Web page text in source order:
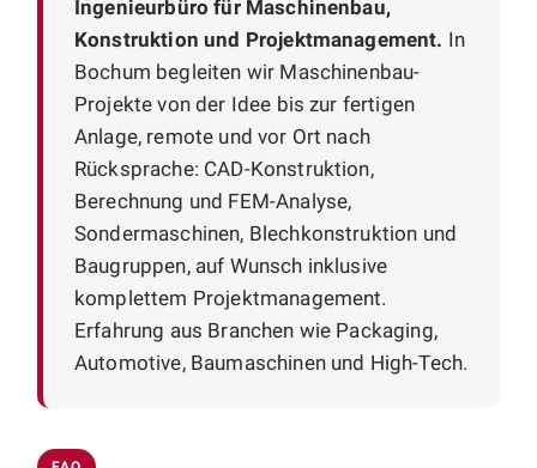
Ingenieurbüro für Maschinenbau,
Konstruktion und Projektmanagement. In
Bochum begleiten wir Maschinenbau-
Projekte von der Idee bis zur fertigen
Anlage, remote und vor Ort nach
Rücksprache: CAD-Konstruktion,
Berechnung und FEM-Analyse,
Sondermaschinen, Blechkonstruktion und
Baugruppen, auf Wunsch inklusive
komplettem Projektmanagement.
Erfahrung aus Branchen wie Packaging,
Automotive, Baumaschinen und High-Tech.